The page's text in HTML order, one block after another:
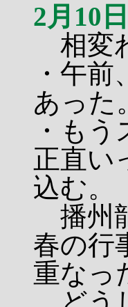
2月10
相変
・午
あった。
・も
正直い
込む。
播州
春の行
重なっ